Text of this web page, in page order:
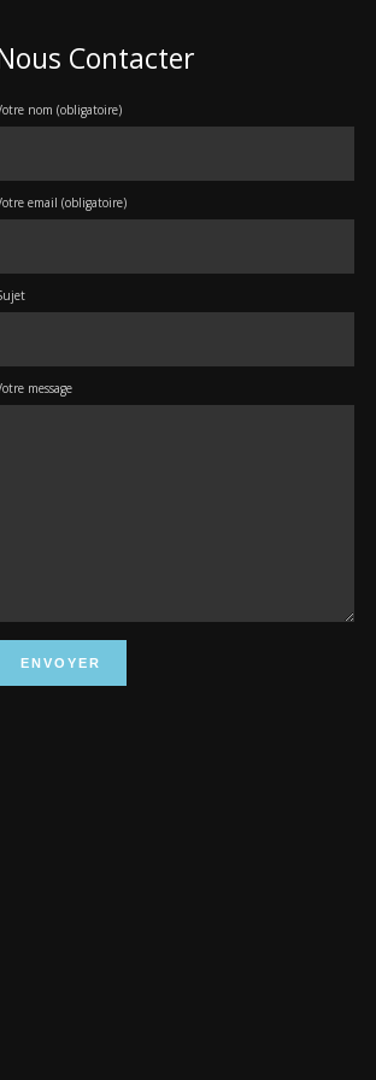
Contacter
nom (obligatoire)
email (obligatoire)
message